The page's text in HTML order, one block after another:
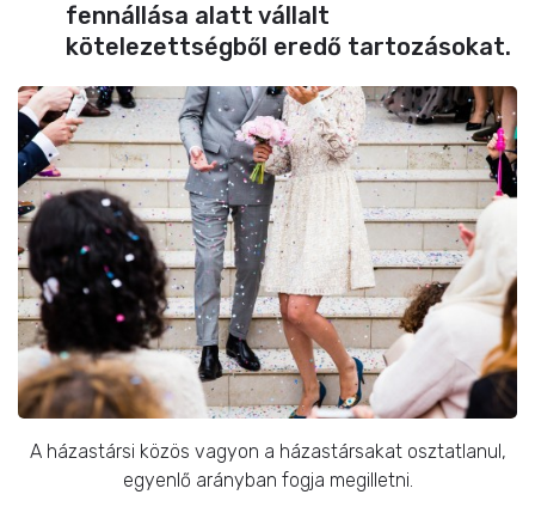
fennállása alatt vállalt
kötelezettségből eredő tartozásokat.
A házastársi közös vagyon a házastársakat osztatlanul,
egyenlő arányban fogja megilletni.